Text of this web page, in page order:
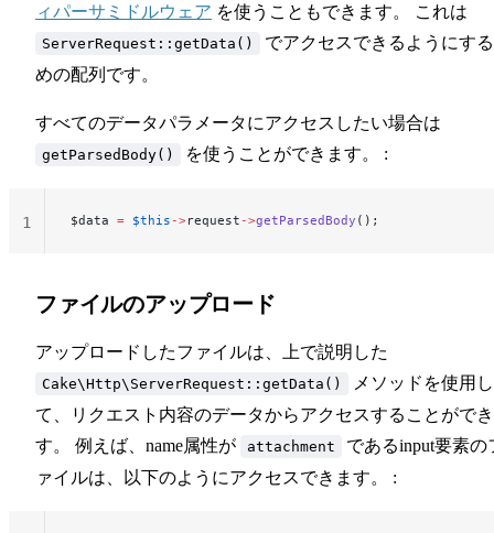
ィパーサミドルウェア を使うこともできます。 これは
ServerRequest::getData()
でアクセスできるようにす
めの配列です。
すべてのデータパラメータにアクセスしたい場合は
getParsedBody() を使うことができます。 :
$data = $this ->request ->getParsedBody ();
1
ファイルのアップロード
アップロードしたファイルは、上で説明した
Cake\Http\ServerRequest::getData()
メソッドを使用し
て、リクエスト内容のデータからアクセスすることがで
す。 例えば、name属性が
attachment
であるinput要素の
ァイルは、以下のようにアクセスできます。 :